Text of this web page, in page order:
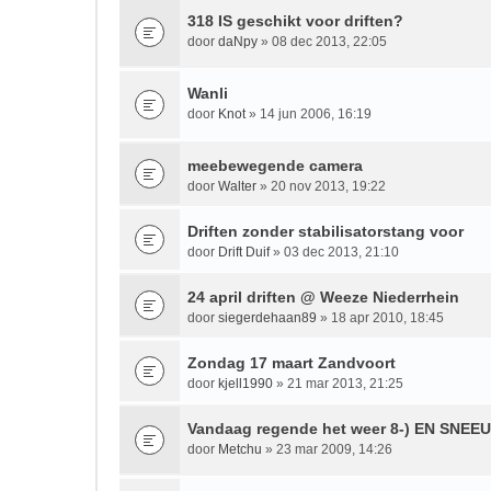
318 IS geschikt voor driften?
door daNpy » 08 dec 2013, 22:05
Wanli
door Knot» 14 jun 2006, 16:19
meebewegende camera
door Walter » 20 nov 2013, 19:22
Driften zonder stabilisatorstang voor
door Drift Duif» 03 dec 2013, 21:10
24 april driften @ Weeze Niederrhein
door siegerdehaan89 » 18 apr 2010, 18:45
Zondag 17 maart Zandvoort
door kjell1990 » 21 mar 2013, 21:25
Vandaag regende het weer 8-) EN
door Metchu » 23 mar 2009, 14:26